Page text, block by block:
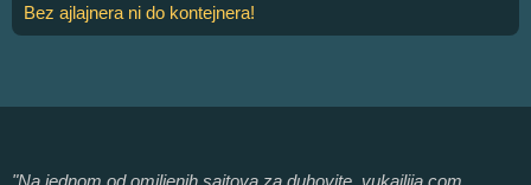
Bez ajlajnera ni do kontejnera!
"Na jednom od omiljenih sajtova za duhovite, vukajlija.com,